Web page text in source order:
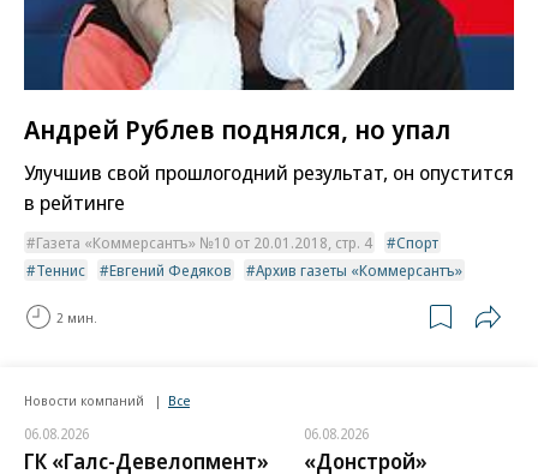
Андрей Рублев поднялся, но упал
Улучшив свой прошлогодний результат, он опустится
в рейтинге
Газета «Коммерсантъ» №10 от 20.01.2018, стр. 4
Спорт
Теннис
Евгений Федяков Архив газеты «Коммерсантъ»
2 мин.
Новости компаний Все
06.08.2026
ГК «Галс-Девелопмент»
06.08.2026
«Донстрой»